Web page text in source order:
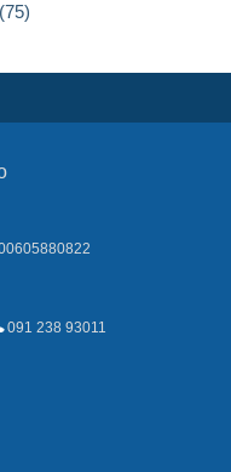
091 238 93011